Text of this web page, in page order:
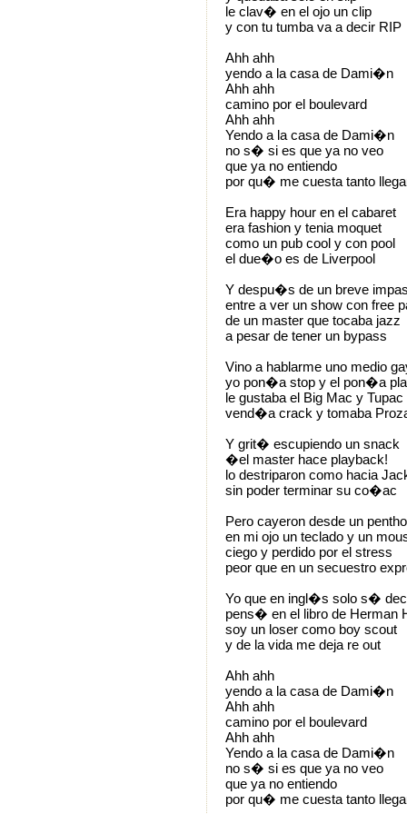
le clav� en el ojo un clip
y con tu tumba va a decir RIP
Ahh ahh
yendo a la casa de Dami�n
Ahh ahh
camino por el boulevard
Ahh ahh
Yendo a la casa de Dami�n
no s� si es que ya no veo
que ya no entiendo
por qu� me cuesta tanto
Era happy hour en el cabaret
era fashion y tenia moquet
como un pub cool y con pool
el due�o es de Liverpool
Y despu�s de un breve
entre a ver un show con free
de un master que tocaba jazz
a pesar de tener un bypass
Vino a hablarme uno medio
yo pon�a stop y el pon�a
le gustaba el Big Mac y Tupac
vend�a crack y tomaba
Y grit� escupiendo un snack
�el master hace playback!
lo destriparon como hacia
sin poder terminar su co�ac
Pero cayeron desde un
en mi ojo un teclado y un
ciego y perdido por el stress
peor que en un secuestro
Yo que en ingl�s solo s�
pens� en el libro de Herman
soy un loser como boy scout
y de la vida me deja re out
Ahh ahh
yendo a la casa de Dami�n
Ahh ahh
camino por el boulevard
Ahh ahh
Yendo a la casa de Dami�n
no s� si es que ya no veo
que ya no entiendo
por qu� me cuesta tanto